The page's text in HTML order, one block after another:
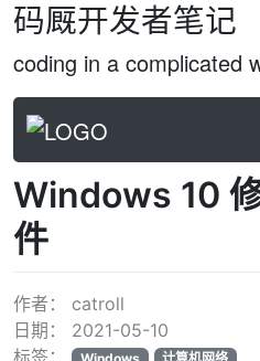
码厩开发者笔记
coding in a complicated
Windows 10
件
作者： catroll
日期： 2021-05-10